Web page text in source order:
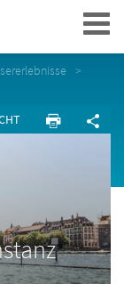
Navigation